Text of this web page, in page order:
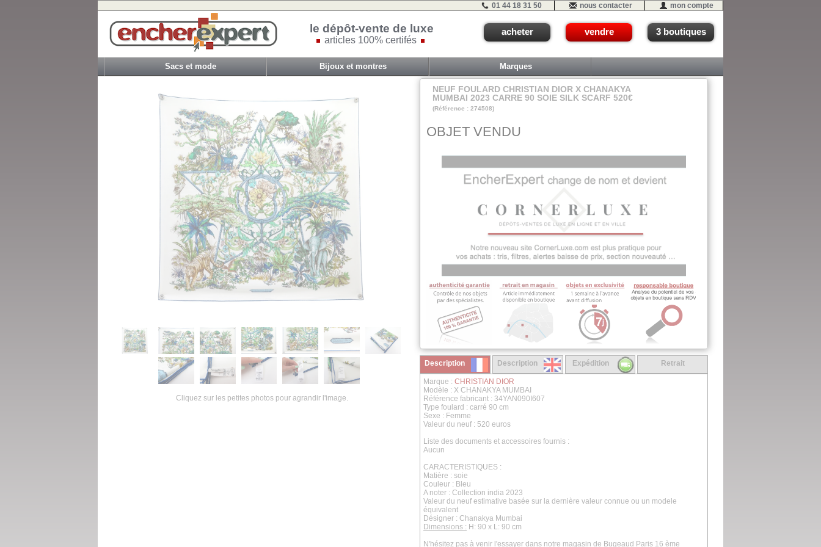
01 44 18 31 50 nous contacter mon compte
le dépôt-vente de luxe
articles 100% certifés
acheter vendre 3 boutiques
Sacs et mode Bijoux et montres Marques
Cliquez sur les petites photos pour agrandir l'image.
NEUF FOULARD CHRISTIAN DIOR X CHANAKYA
MUMBAI 2023 CARRE 90 SOIE SILK SCARF 520€
(Référence : 274508)
OBJET VENDU
Description Description Expédition Retrait
Marque : CHRISTIAN DIOR
Modèle : X CHANAKYA MUMBAI
Référence fabricant : 34YAN090I607
Type foulard : carré 90 cm
Sexe : Femme
Valeur du neuf : 520 euros
Liste des documents et accessoires fournis :
Aucun
CARACTERISTIQUES :
Matière : soie
Couleur : Bleu
A noter : Collection india 2023
Valeur du neuf estimative basée sur la dernière valeur connue ou un modele
équivalent
Désigner : Chanakya Mumbai
Dimensions : H: 90 x L: 90 cm
N'hésitez pas à venir l'essayer dans notre magasin de Bugeaud Paris 16 ème